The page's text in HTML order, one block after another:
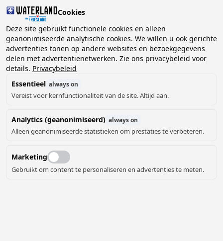
5 redenen om bij ons te boeken!
Geen reserveringskosten
2 gasten, 0 huisdieren Kies datum
Cookies
Deze site gebruikt functionele cookies en alleen
geanonimiseerde analytische cookies. We willen u ook gerichte
advertenties tonen op andere websites en bezoekgegevens
delen met advertentienetwerken. Zie ons privacybeleid voor
details. Privacybeleid
Essentieel always on
Vereist voor kernfunctionaliteit van de site. Altijd aan.
Analytics (geanonimiseerd) always on
Alleen geanonimiseerde statistieken om prestaties te verbeteren.
Marketing
Gebruikt om content te personaliseren en advertenties te meten.